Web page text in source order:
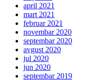
april 2021
mart 2021
februar 2021
novembar 2020
septembar 2020
avgust 2020
jul 2020
jun 2020
septembar 2019